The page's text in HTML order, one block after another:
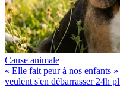
Cause animale
« Elle fait peur à nos enfants
veulent s'en débarrasser 24h